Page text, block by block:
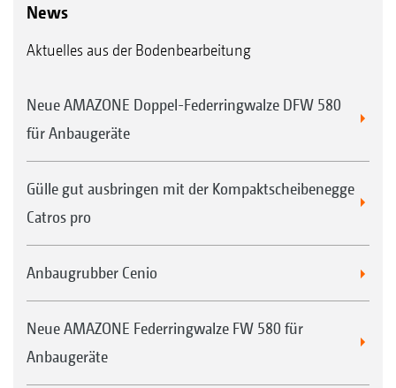
News
Aktuelles aus der Bodenbearbeitung
Neue AMAZONE Doppel-Federringwalze DFW 580
für Anbaugeräte
Gülle gut ausbringen mit der Kompaktscheibenegge
Catros pro
Anbaugrubber Cenio
Neue AMAZONE Federringwalze FW 580 für
Anbaugeräte